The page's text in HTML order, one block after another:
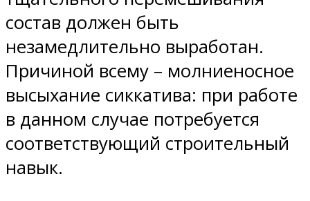
состав должен быть
незамедлительно выработан.
Причиной всему – молниеносное
высыхание сиккатива: при работе
в данном случае потребуется
соответствующий строительный
навык.